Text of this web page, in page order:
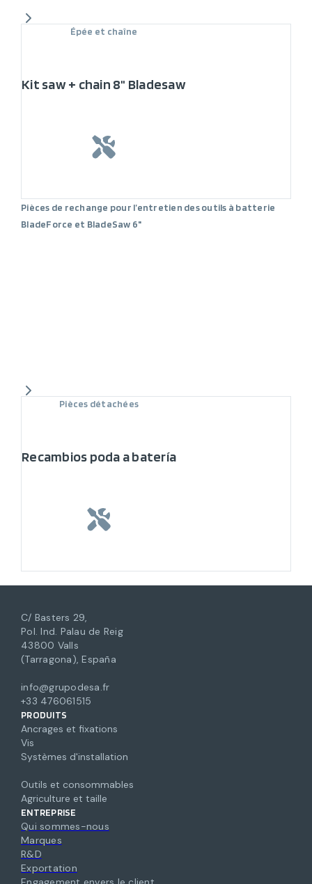
Épée et chaîne
Kit saw + chain 8" Bladesaw
Pièces de rechange pour l’entretien des outils à batterie
BladeForce et BladeSaw 6"
Pièces détachées
Recambios poda a batería
C/ Basters 29,
Pol. Ind. Palau de Reig
43800 Valls
(Tarragona), España
info@grupodesa.fr
+33 476061515
PRODUITS
Ancrages et fixations
Vis
Systèmes d'installation
Outils et consommables
Agriculture et taille
ENTREPRISE
Qui sommes-nous
Marques
R&D
Exportation